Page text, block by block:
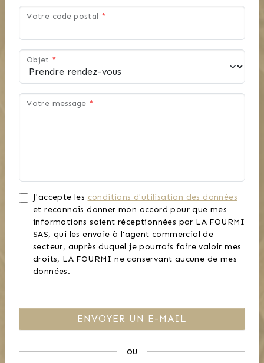
Votre code postal *
Objet *
Votre message *
J'accepte les conditions d'utilisation des données
et reconnais donner mon accord pour que mes
informations soient réceptionnées par LA FOURMI
SAS, qui les envoie à l'agent commercial de
secteur, auprès duquel je pourrais faire valoir mes
droits, LA FOURMI ne conservant aucune de mes
données.
ou